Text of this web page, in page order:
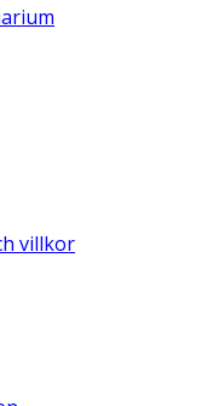
villkor